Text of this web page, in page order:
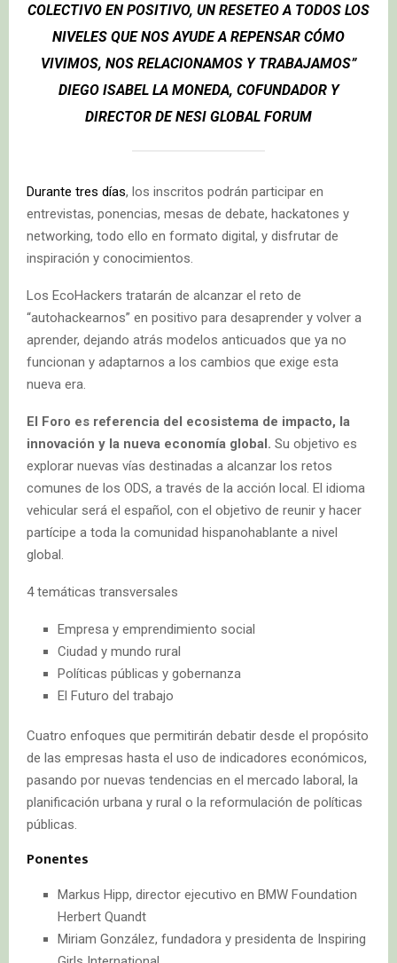
COLECTIVO EN POSITIVO, UN RESETEO A TODOS LOS
NIVELES QUE NOS AYUDE A REPENSAR CÓMO
VIVIMOS, NOS RELACIONAMOS Y TRABAJAMOS”
DIEGO ISABEL LA MONEDA, COFUNDADOR Y
DIRECTOR DE NESI GLOBAL FORUM
Durante tres días, los inscritos podrán participar en
entrevistas, ponencias, mesas de debate, hackatones y
networking, todo ello en formato digital, y disfrutar de
inspiración y conocimientos.
Los EcoHackers tratarán de alcanzar el reto de
“autohackearnos” en positivo para desaprender y volver a
aprender, dejando atrás modelos anticuados que ya no
funcionan y adaptarnos a los cambios que exige esta
nueva era.
El Foro es referencia del ecosistema de impacto, la
innovación y la nueva economía global. Su objetivo es
explorar nuevas vías destinadas a alcanzar los retos
comunes de los ODS, a través de la acción local. El idioma
vehicular será el español, con el objetivo de reunir y hacer
partícipe a toda la comunidad hispanohablante a nivel
global.
4 temáticas transversales
Empresa y emprendimiento social
Ciudad y mundo rural
Políticas públicas y gobernanza
El Futuro del trabajo
Cuatro enfoques que permitirán debatir desde el propósito
de las empresas hasta el uso de indicadores económicos,
pasando por nuevas tendencias en el mercado laboral, la
planificación urbana y rural o la reformulación de políticas
públicas.
Ponentes
Markus Hipp, director ejecutivo en BMW Foundation
Herbert Quandt
Miriam González, fundadora y presidenta de Inspiring